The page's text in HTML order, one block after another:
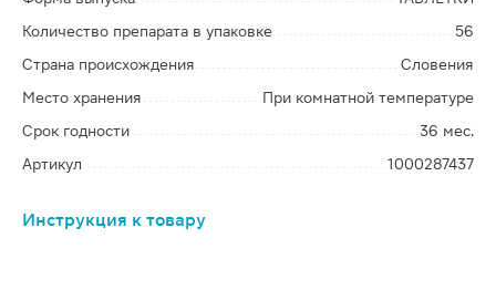
Количество препарата в упаковке
56
Страна происхождения
Словения
Место хранения
При комнатной температуре
Срок годности
36 мес.
Артикул
1000287437
Инструкция к товару